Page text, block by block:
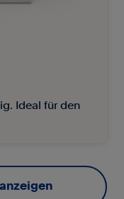
Ideal für den